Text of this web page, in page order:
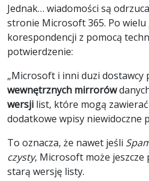
Jednak… wiadomości są
stronie Microsoft 365. Po wielu
korespondencji z pomocą
potwierdzenie:
„Microsoft i inni duzi dostawcy
wewnętrznych mirrorów
wersji list, które mogą
dodatkowe wpisy niewidoczne
To oznacza, że nawet jeśli
czysty, Microsoft może jeszcze
starą wersję listy.